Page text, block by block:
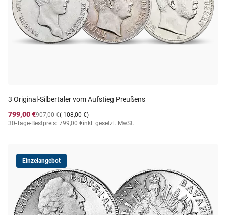
3 Original‑Silbertaler vom Aufstieg Preußens
799,00 €
(-108,00 €)
907,00 €
30-Tage-Bestpreis: 799,00 €inkl. gesetzl. MwSt.
Einzelangebot